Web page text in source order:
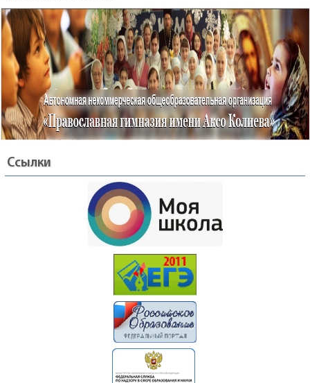
Ссылки